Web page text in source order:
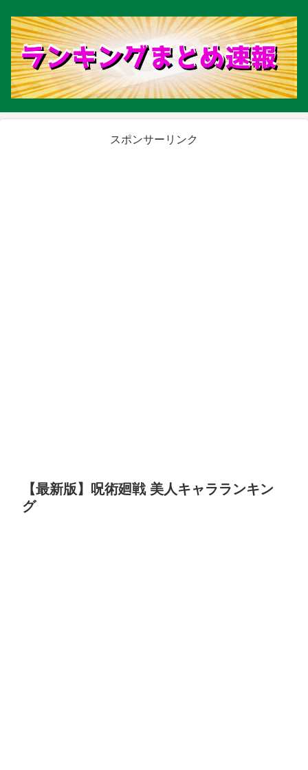
スポンサーリンク
【最新版】呪術廻戦 美人キャラランキン
グ